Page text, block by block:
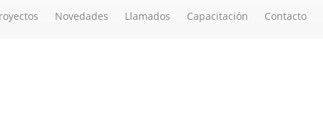
Novedades Llamados Capacitación Contacto